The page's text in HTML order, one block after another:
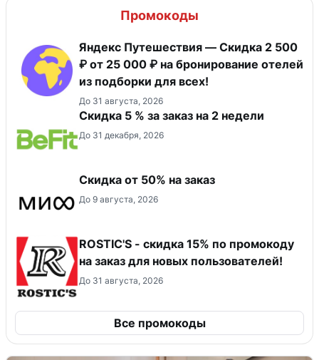
Промокоды
Яндекс Путешествия — Скидка 2 500
₽ от 25 000 ₽ на бронирование отелей
из подборки для всех!
До 31 августа, 2026
Скидка 5 % за заказ на 2 недели
До 31 декабря, 2026
Скидка от 50% на заказ
До 9 августа, 2026
ROSTIC'S - скидка 15% по промокоду
на заказ для новых пользователей!
До 31 августа, 2026
Все промокоды